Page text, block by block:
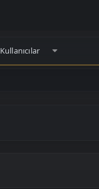
Kullanıcılar